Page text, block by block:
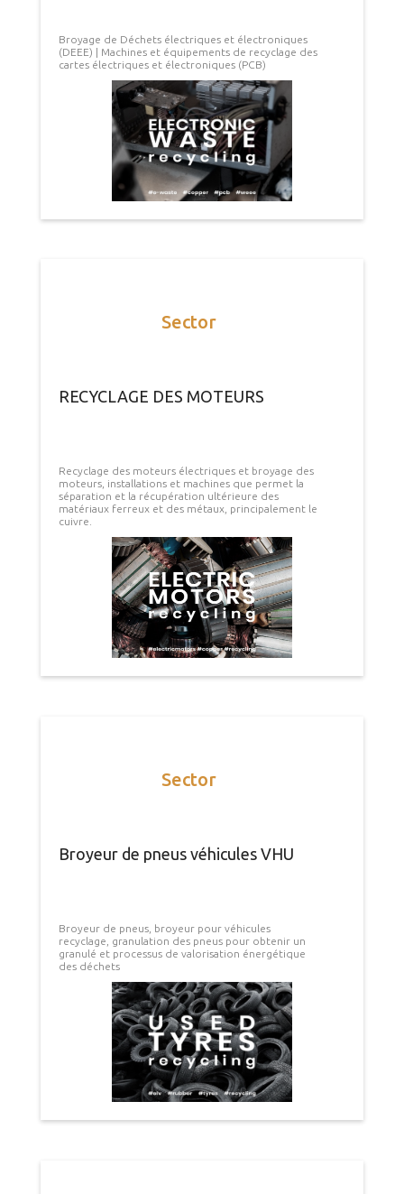
Broyage de Déchets électriques et électroniques
(DEEE) | Machines et équipements de recyclage des
cartes électriques et électroniques (PCB)
Sector
RECYCLAGE DES MOTEURS
Recyclage des moteurs électriques et broyage des
moteurs, installations et machines que permet la
séparation et la récupération ultérieure des
matériaux ferreux et des métaux, principalement le
cuivre.
Sector
Broyeur de pneus véhicules VHU
Broyeur de pneus, broyeur pour véhicules
recyclage, granulation des pneus pour obtenir un
granulé et processus de valorisation énergétique
des déchets